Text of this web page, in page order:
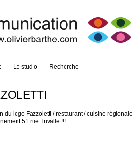
Le studio Recherche
du logo Fazzoletti / restaurant / cuisine
51 rue Trivalle !!!